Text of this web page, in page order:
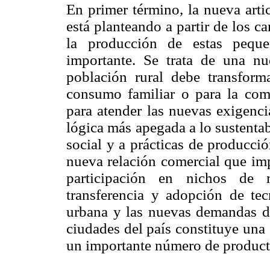
En primer término, la nueva
está planteando a partir de los
la producción de estas
importante. Se trata de una
población rural debe
consumo familiar o para la
para atender las nuevas
lógica más apegada a lo
social y a prácticas de
nueva relación comercial que
participación en nichos de
transferencia y adopción de
urbana y las nuevas demandas
ciudades del país constituye
un importante número de